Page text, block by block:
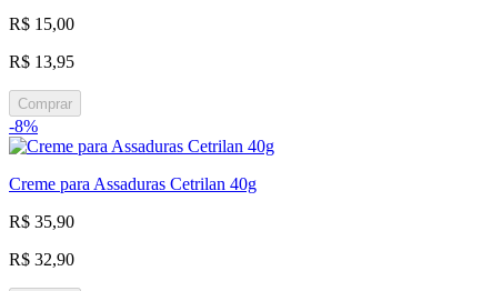
R$ 15,00
R$ 13,95
Comprar
-8%
Creme para Assaduras Cetrilan 40g
R$ 35,90
R$ 32,90